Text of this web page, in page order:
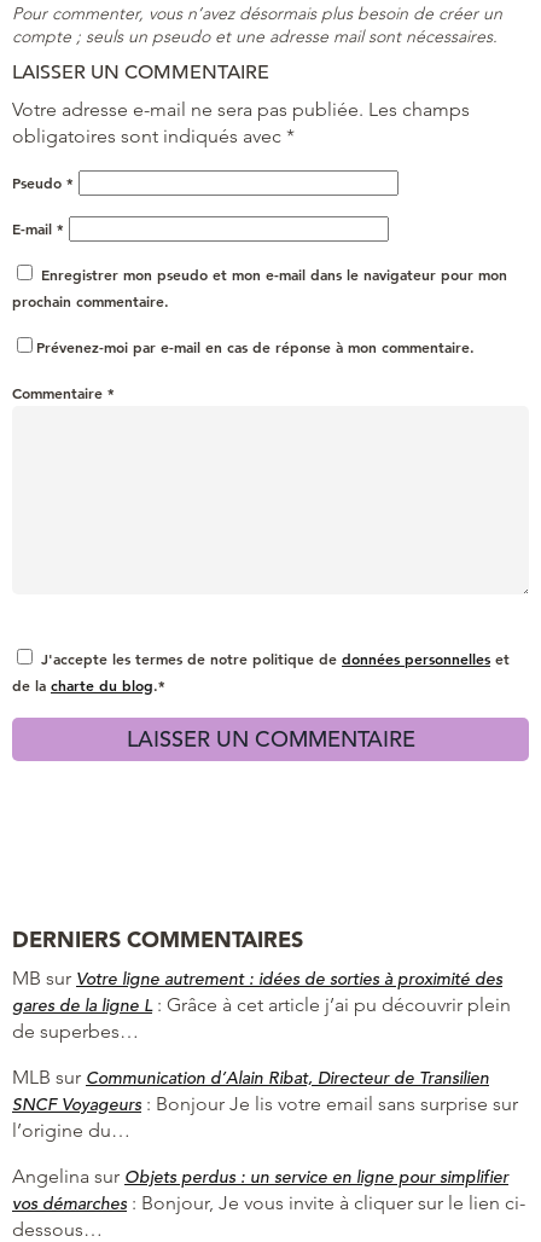
Pour commenter, vous n’avez désormais plus besoin de créer un
compte ; seuls un pseudo et une adresse mail sont nécessaires.
LAISSER UN COMMENTAIRE
Votre adresse e-mail ne sera pas publiée. Les champs
obligatoires sont indiqués avec *
Pseudo *
E-mail *
Enregistrer mon pseudo et mon e-mail dans le navigateur pour mon
prochain commentaire.
Prévenez-moi par e-mail en cas de réponse à mon commentaire.
Commentaire *
J'accepte les termes de notre politique de données personnelles et
de la charte du blog.*
DERNIERS COMMENTAIRES
MB sur Votre ligne autrement : idées de sorties à proximité des
gares de la ligne L : Grâce à cet article j’ai pu découvrir plein
de superbes…
MLB sur Communication d’Alain Ribat, Directeur de Transilien
SNCF Voyageurs : Bonjour Je lis votre email sans surprise sur
l’origine du…
Angelina sur Objets perdus : un service en ligne pour simplifier
vos démarches : Bonjour, Je vous invite à cliquer sur le lien ci-
dessous…